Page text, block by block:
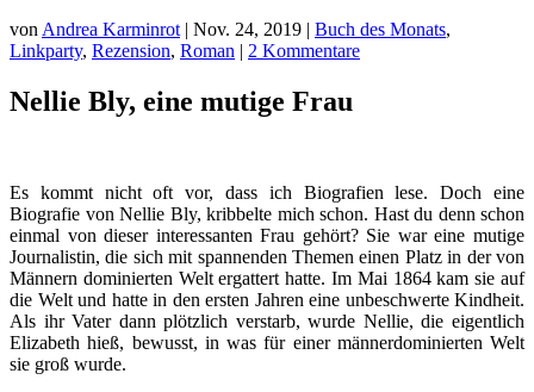
von Andrea Karminrot | Nov. 24, 2019 | Buch des Monats,
Linkparty, Rezension, Roman | 2 Kommentare
Nellie Bly, eine mutige Frau
Es kommt nicht oft vor, dass ich Biografien lese. Doch eine
Biografie von Nellie Bly, kribbelte mich schon. Hast du denn schon
einmal von dieser interessanten Frau gehört? Sie war eine mutige
Journalistin, die sich mit spannenden Themen einen Platz in der von
Männern dominierten Welt ergattert hatte. Im Mai 1864 kam sie auf
die Welt und hatte in den ersten Jahren eine unbeschwerte Kindheit.
Als ihr Vater dann plötzlich verstarb, wurde Nellie, die eigentlich
Elizabeth hieß, bewusst, in was für einer männerdominierten Welt
sie groß wurde.